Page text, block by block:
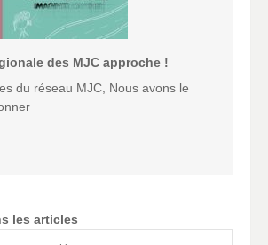
des MJC approche !
du réseau MJC, Nous avons le
les articles